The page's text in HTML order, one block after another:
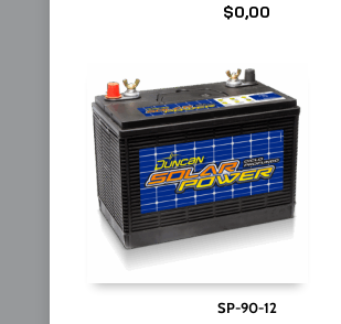
$0,00
SP-90-12